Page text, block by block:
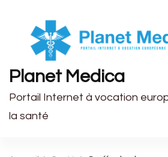
Planet Medica
Portail Internet à vocation
la santé